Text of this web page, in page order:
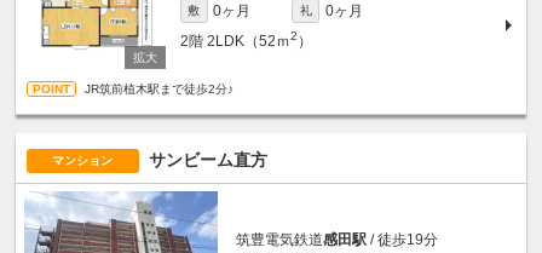
敷 0ヶ月 礼
0ヶ月
2階 2LDK（52ｍ2 ）
JR筑前植木駅まで徒歩2分♪
マンション サンビーム直方
筑豊電気鉄道感田駅 / 徒歩19分